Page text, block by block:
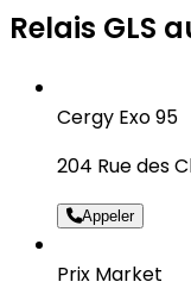
Relais GLS
Cergy Exo 95
204 Rue des
Appeler
Prix Market